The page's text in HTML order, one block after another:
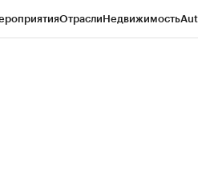
ОтраслиНедвижимость